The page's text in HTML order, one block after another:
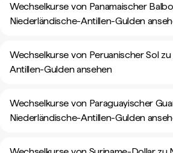
Wechselkurse von Panamaischer
Niederländische-Antillen-Gulden
Wechselkurse von Peruanischer Sol
Antillen-Gulden ansehen
Wechselkurse von Paraguayischer
Niederländische-Antillen-Gulden